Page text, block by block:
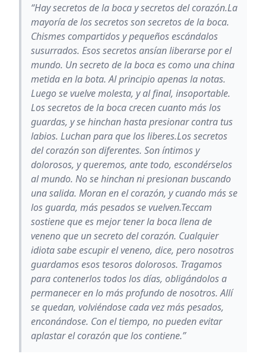
“Hay secretos de la boca y secretos del corazón.La
mayoría de los secretos son secretos de la boca.
Chismes compartidos y pequeños escándalos
susurrados. Esos secretos ansían liberarse por el
mundo. Un secreto de la boca es como una china
metida en la bota. Al principio apenas la notas.
Luego se vuelve molesta, y al final, insoportable.
Los secretos de la boca crecen cuanto más los
guardas, y se hinchan hasta presionar contra tus
labios. Luchan para que los liberes.Los secretos
del corazón son diferentes. Son íntimos y
dolorosos, y queremos, ante todo, escondérselos
al mundo. No se hinchan ni presionan buscando
una salida. Moran en el corazón, y cuando más se
los guarda, más pesados se vuelven.Teccam
sostiene que es mejor tener la boca llena de
veneno que un secreto del corazón. Cualquier
idiota sabe escupir el veneno, dice, pero nosotros
guardamos esos tesoros dolorosos. Tragamos
para contenerlos todos los días, obligándolos a
permanecer en lo más profundo de nosotros. Allí
se quedan, volviéndose cada vez más pesados,
enconándose. Con el tiempo, no pueden evitar
aplastar el corazón que los contiene.”